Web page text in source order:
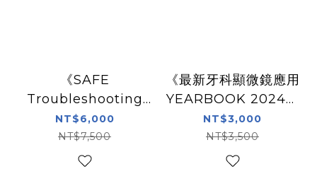
《SAFE
Troubleshooting
Guide Volume 5 審
美的併發症篇 診斷與
治療技術的植體美學紀
NT$6,000
NT$7,500
《最新牙科顯微鏡應用
YEARBOOK 2024》
日文書譯版
NT$3,000
NT$3,500